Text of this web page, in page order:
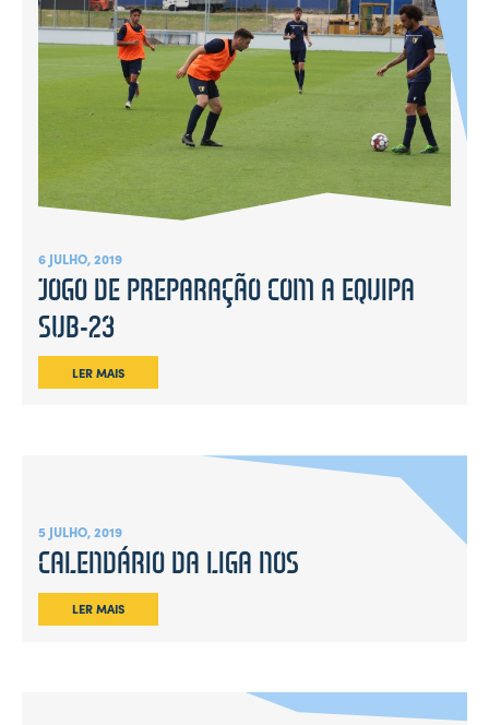
6 JULHO, 2019
JOGO DE PREPARAÇÃO COM A EQUIPA
SUB-23
LER MAIS
5 JULHO, 2019
CALENDÁRIO DA LIGA NOS
LER MAIS